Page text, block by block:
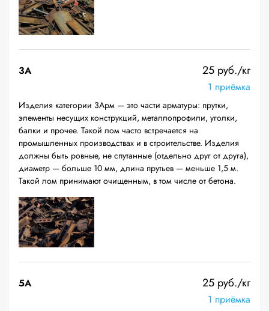
3А 25 руб./кг
1 приёмка
Изделия категории 3Арм — это части арматуры: прутки,
элементы несущих конструкций, металлопрофили, уголки,
балки и прочее. Такой лом часто встречается на
промышленных производствах и в строительстве. Изделия
должны быть ровные, не спутанные (отдельно друг от друга),
диаметр — больше 10 мм, длина прутьев — меньше 1,5 м.
Такой лом принимают очищенным, в том числе от бетона.
5А 25 руб./кг
1 приёмка